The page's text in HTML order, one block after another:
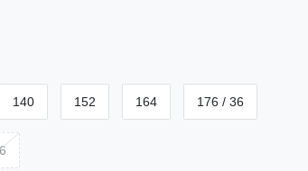
140 152 164 176 / 36